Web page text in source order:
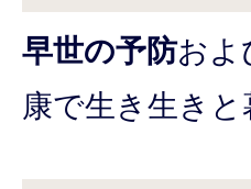
早世の予防およ
康で生き生き